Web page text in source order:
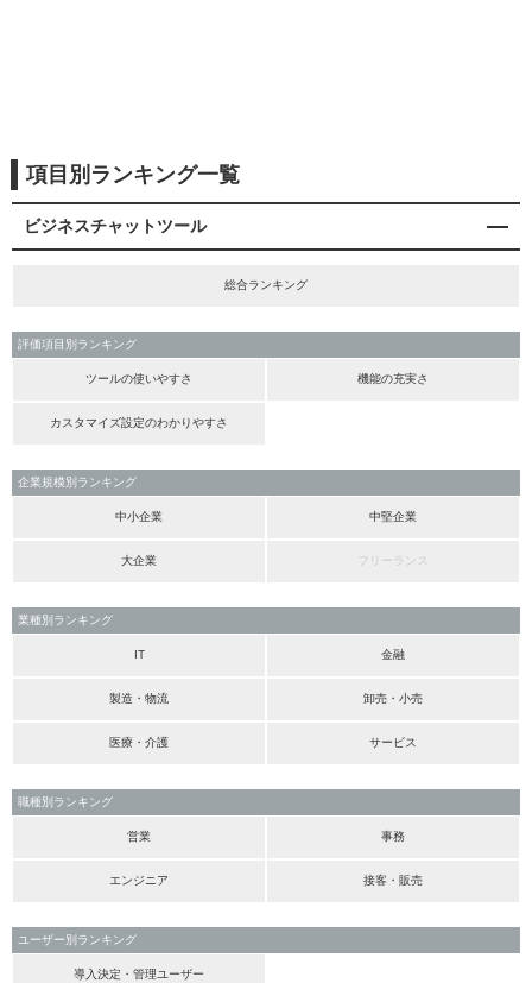
項目別ランキング一覧
ビジネスチャットツール
総合ランキング
評価項目別ランキング
ツールの使いやすさ 機能の充実さ
カスタマイズ設定のわかりやすさ
企業規模別ランキング
中小企業 中堅企業
大企業 フリーランス
業種別ランキング
IT 金融
製造・物流 卸売・小売
医療・介護 サービス
職種別ランキング
営業 事務
エンジニア 接客・販売
ユーザー別ランキング
導入決定・管理ユーザー